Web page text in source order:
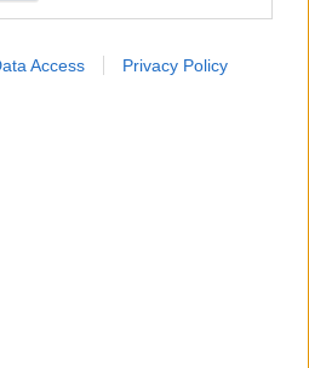
Access Privacy Policy